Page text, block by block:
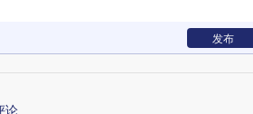
发布
论